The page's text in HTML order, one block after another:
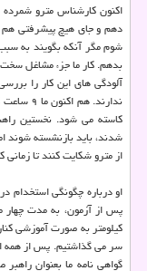
اكنون كارشناس مترو شمرده
دهم و جای هیچ پیشرفتی
شوم مگر آنكه بگویند به
بدهم. كار ما جزء مشاغل
آلودگی های این كار را
شدند، باید بازنشسته شوند
از مترو شكایت كنند تا
او درباره چگونگی استخدام
پس از آزمون، به مدت
كیلومتر به صورت آموزشی
سر می گذاشتیم. پس از همه
گواهی نامه ما بعنوان